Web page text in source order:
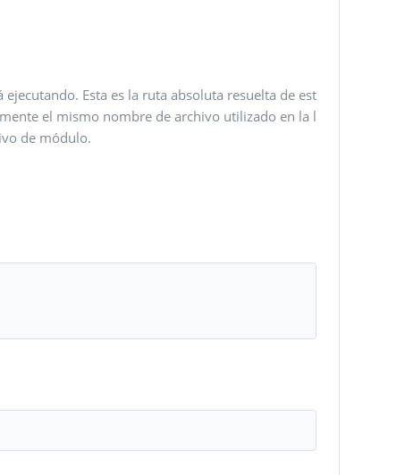
Esta es la ruta absoluta resuelta de est
el mismo nombre de archivo utilizado en la l
de módulo.